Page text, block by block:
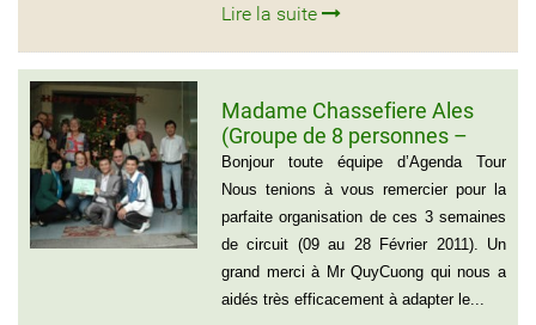
Lire la suite
Madame Chassefiere Ales
(Groupe de 8 personnes –
Voyage du Nord au Sud
Vietnam)
Bonjour toute équipe d’Agenda Tour
Nous tenions à vous remercier pour la
parfaite organisation de ces 3 semaines
de circuit (09 au 28 Février 2011). Un
grand merci à Mr QuyCuong qui nous a
aidés très efficacement à adapter le...